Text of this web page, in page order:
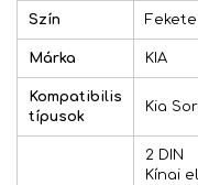
Szín Fekete
Márka KIA
Kompatibilis
típusok
Kia
2 DIN
Kínai